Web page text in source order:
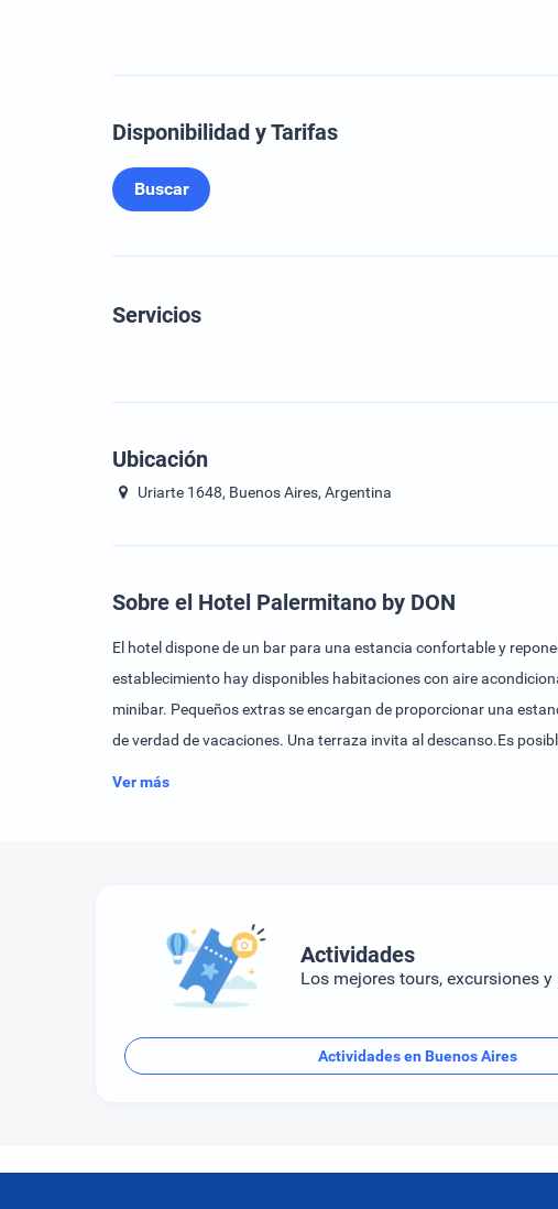
Disponibilidad y Tarifas
Buscar
Servicios
Ubicación
Uriarte 1648, Buenos Aires, Argentina
Sobre el Hotel Palermitano by DON
El hotel dispone de un bar para una estancia confortable y
establecimiento hay disponibles habitaciones con aire
minibar. Pequeños extras se encargan de proporcionar una
de verdad de vacaciones. Una terraza invita al descanso.Es
Ver más
Actividades
Los mejores tours, excursiones
Actividades en Buenos Aires